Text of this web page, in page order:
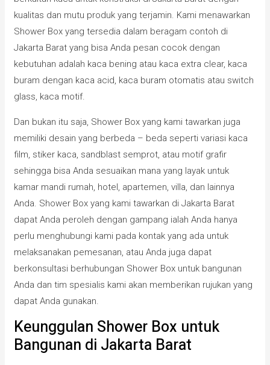
kualitas dan mutu produk yang terjamin. Kami menawarkan
Shower Box yang tersedia dalam beragam contoh di
Jakarta Barat yang bisa Anda pesan cocok dengan
kebutuhan adalah kaca bening atau kaca extra clear, kaca
buram dengan kaca acid, kaca buram otomatis atau switch
glass, kaca motif.
Dan bukan itu saja, Shower Box yang kami tawarkan juga
memiliki desain yang berbeda – beda seperti variasi kaca
film, stiker kaca, sandblast semprot, atau motif grafir
sehingga bisa Anda sesuaikan mana yang layak untuk
kamar mandi rumah, hotel, apartemen, villa, dan lainnya
Anda. Shower Box yang kami tawarkan di Jakarta Barat
dapat Anda peroleh dengan gampang ialah Anda hanya
perlu menghubungi kami pada kontak yang ada untuk
melaksanakan pemesanan, atau Anda juga dapat
berkonsultasi berhubungan Shower Box untuk bangunan
Anda dan tim spesialis kami akan memberikan rujukan yang
dapat Anda gunakan.
Keunggulan Shower Box untuk
Bangunan di Jakarta Barat